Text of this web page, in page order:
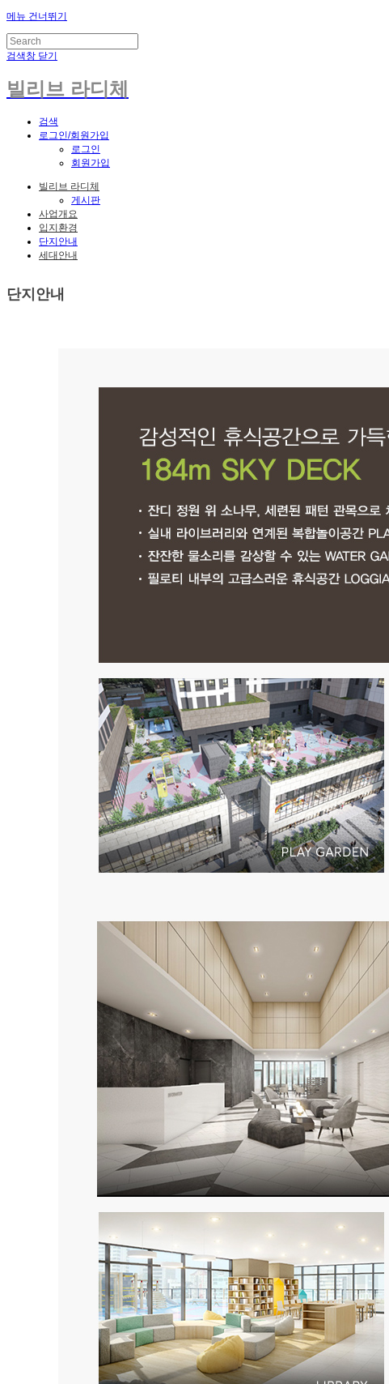
메뉴 건너뛰기
검색창 닫기
빌리브 라디체
검색
로그인/회원가입
로그인
회원가입
빌리브 라디체
게시판
사업개요
입지환경
단지안내
세대안내
단지안내